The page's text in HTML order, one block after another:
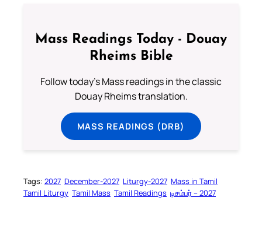
Mass Readings Today - Douay
Rheims Bible
Follow today's Mass readings in the classic
Douay Rheims translation.
MASS READINGS (DRB)
Tags: 2027 December-2027 Liturgy-2027 Mass in Tamil
Tamil Liturgy Tamil Mass Tamil Readings டிசம்பர் – 2027